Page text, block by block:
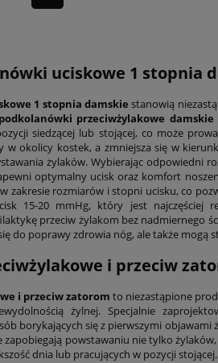
uciskowe 1 stopnia
1 stopnia damskie stanowią
podkolanówki przeciwżylakowe damskie
siedzącej lub stojącej, co może
w okolicy kostek, a zmniejsza się w
żylaków. Wybierając odpowiedni
optymalny ucisk oraz komfort
zakresie rozmiarów i stopni ucisku, co
15-20 mmHg, który jest najczęściej
przeciw żylakom bez nadmiernego
do poprawy zdrowia nóg, ale także mogą
i przeciw
i przeciw zatorom to niezastąpione
żylnej. Specjalnie
borykających się z pierwszymi
zapobiegają powstawaniu nie tylko
dnia lub pracujących w pozycji stojącej.